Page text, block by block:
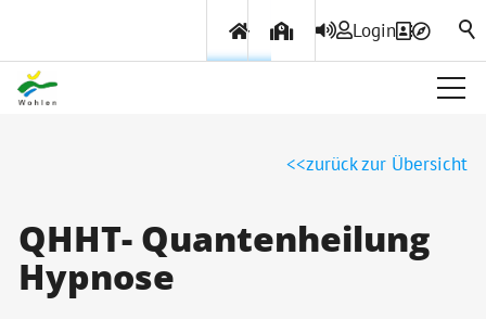
Login
Politik & Verwaltung
Themen & Services
zurück zur Übersicht
QHHT- Quantenheilung
Hypnose